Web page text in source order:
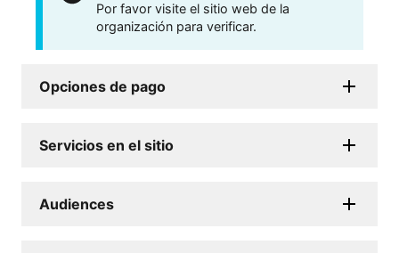
Por favor visite el sitio web de la
organización para verificar.
Opciones de pago
Servicios en el sitio
Audiences